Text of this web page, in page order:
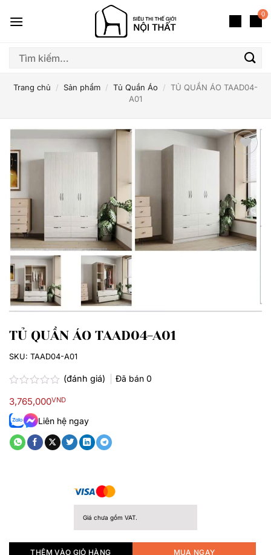
qua
dung
0
Tìm
Trang chủ / Sản phẩm / Tủ Quần Áo / TỦ QUẦN ÁO TAAD04-
A01
Thêm
yêu
thích
TỦ QUẦN ÁO TAAD04-A01
xếp
hạng
0.0
sao
(đánh giá) Đã bán 0
3,765,000VND
Liên hệ ngay
Giá chưa gồm VAT.
THÊM VÀO GIỎ HÀNG MUA NGAY
SKU: TAAD04-A01